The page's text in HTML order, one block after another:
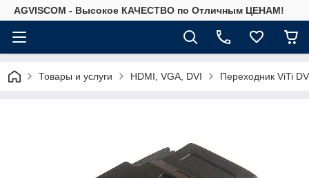
AGVISCOM - Высокое КАЧЕСТВО по Отличным ЦЕНАМ!
Товары и услуги HDMI, VGA, DVI Переходник ViTi